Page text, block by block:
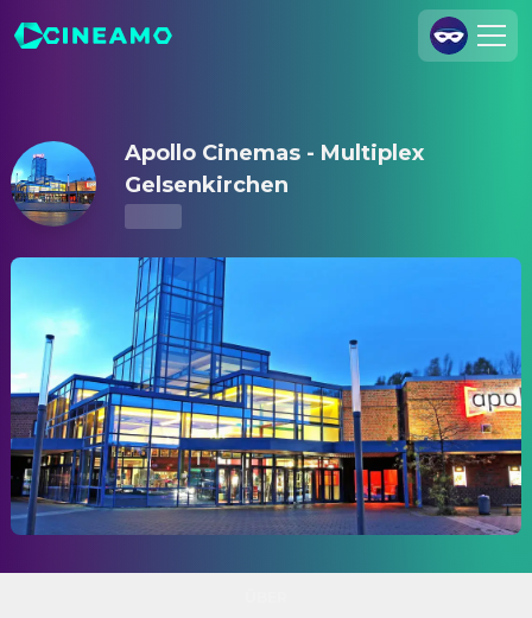
Impressum
Datenschutzeinstellungen
Apollo Cinemas - Multiplex Gelsenkirchen – Kinoprogramm &
Apollo Cinemas - Multiplex
Gelsenkirchen